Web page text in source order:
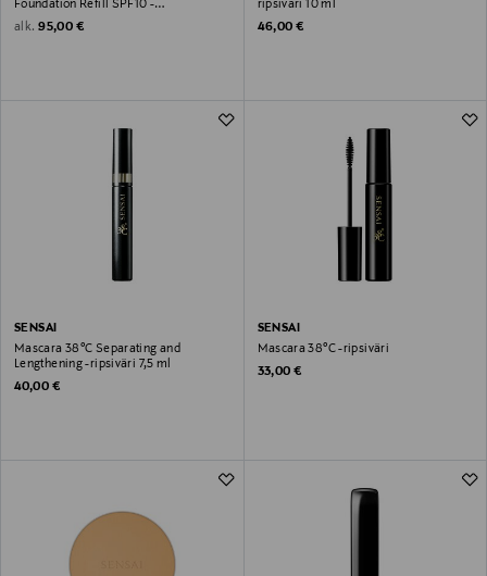
Foundation Refill SPF10 -
meikkivoidepuuteri, täyttöpakkaus 11 g
alk. Original Price
95,00 €
ripsiväri 10 ml
Original Price
46,00 €
SENSAI
Mascara 38°C Separating and
Lengthening -ripsiväri 7,5 ml
Original Price
40,00 €
SENSAI
Mascara 38°C -ripsiväri
Original Price
33,00 €